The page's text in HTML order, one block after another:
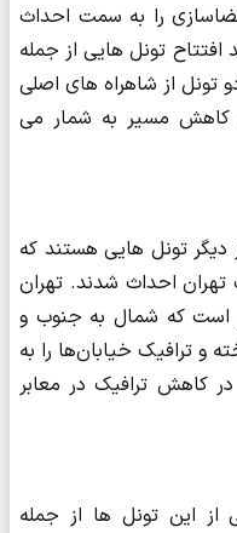
را به سمت احداث
از نیمه دوم دهه ۸۰ شاهد افتتاح تونل هایی از جمله
تونل از شاهراه های اصلی
کاهش مسیر به شمار می
دیگر تونل هایی هستند که
تهران احداث شدند. تهران
است که شمال به جنوب و
و ترافیک خیابان‌ها را به
کاهش ترافیک در معابر
از این تونل ها از جمله